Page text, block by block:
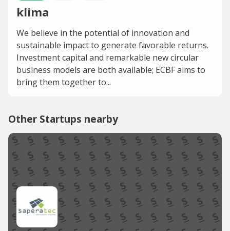
klima
We believe in the potential of innovation and
sustainable impact to generate favorable returns.
Investment capital and remarkable new circular
business models are both available; ECBF aims to
bring them together to...
Other Startups nearby